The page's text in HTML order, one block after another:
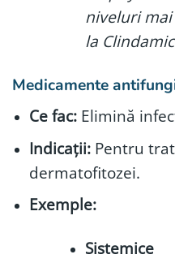
niveluri
la
Medicamente
Ce fac:Elimină
Indicații:Pentru
dermatofitozei.
Exemple:
Sistemice